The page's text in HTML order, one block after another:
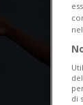
di